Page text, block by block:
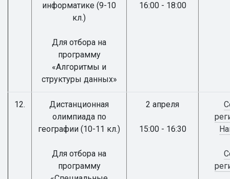
информатике (9-10
кл.)
Для отбора на
программу
«Алгоритмы и
структуры данных»
16:00 - 18:00
12.
Дистанционная
олимпиада по
географии (10-11 кл.)
Для отбора на
программу
2 апреля
15:00 - 16:30